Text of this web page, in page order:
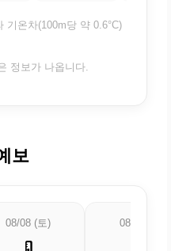
기온차(100m당 약 0.6°C)
정보가 나옵니다.
보
08/08 (토) 08/09 (일)